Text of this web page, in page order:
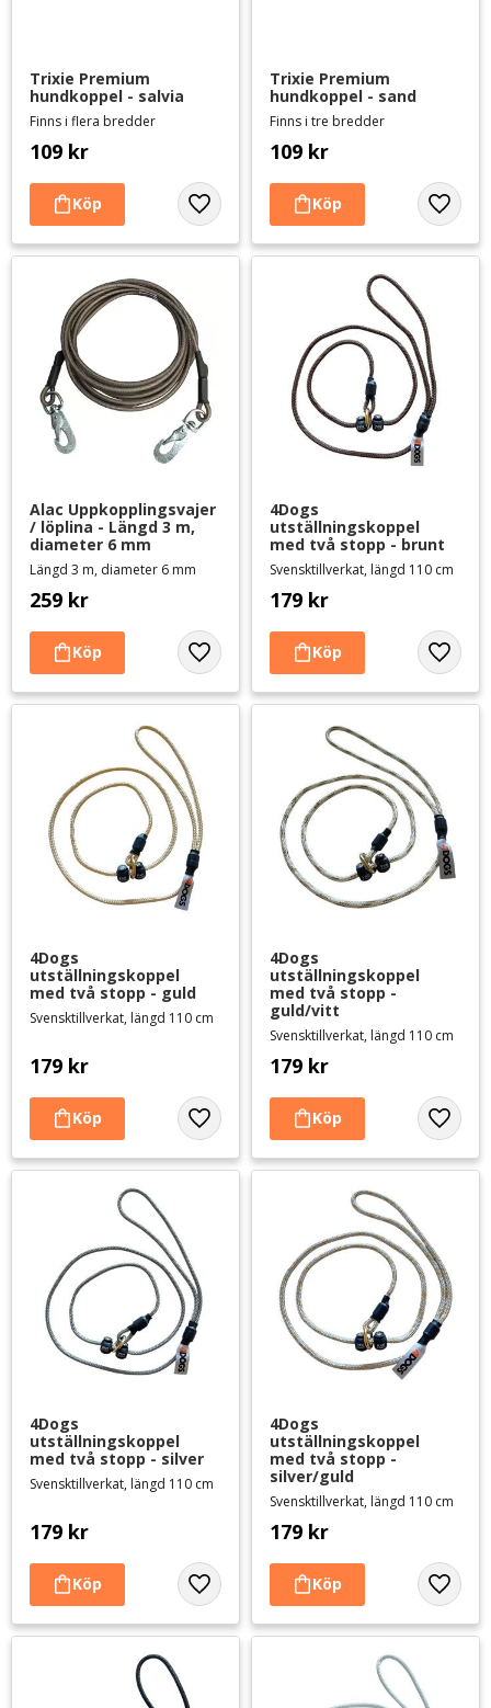
Trixie Premium
hundkoppel - salvia
Finns i flera bredder
109 kr
Lägg till i favoriter
Trixie Premium
hundkoppel - sand
Finns i tre bredder
109 kr
Lägg
Alac Uppkopplingsvajer
/ löplina - Längd 3 m,
diameter 6 mm
Längd 3 m, diameter 6 mm
259 kr
Lägg till i favoriter
4Dogs
utställningskoppel
med två stopp - brunt
Svensktillverkat, längd 110 cm
179 kr
Lägg
4Dogs
utställningskoppel
med två stopp - guld
Svensktillverkat, längd 110 cm
179 kr
Lägg till i favoriter
4Dogs
utställningskoppel
med två stopp -
guld/vitt
Svensktillverkat, längd 110 cm
179 kr
Lägg
4Dogs
utställningskoppel
med två stopp - silver
Svensktillverkat, längd 110 cm
179 kr
Lägg till i favoriter
4Dogs
utställningskoppel
med två stopp -
silver/guld
Svensktillverkat, längd 110 cm
179 kr
Lägg